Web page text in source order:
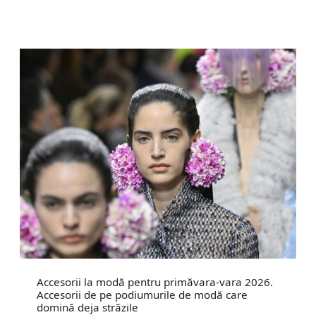
Accesorii la modă pentru primăvara-vara 2026.
Accesorii de pe podiumurile de modă care
domină deja străzile